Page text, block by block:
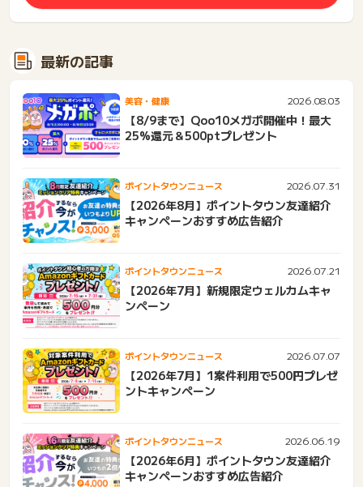
最新の記事
美容・健康 2026.08.03
【8/9まで】Qoo10メガポ開催中！最大
25%還元＆500ptプレゼント
ポイントタウンニュース 2026.07.31
【2026年8月】ポイントタウン友達紹介
キャンペーンおすすめ広告紹介
ポイントタウンニュース 2026.07.21
【2026年7月】新規限定ウェルカムキャ
ンペーン
ポイントタウンニュース 2026.07.07
【2026年7月】1案件利用で500円プレゼ
ントキャンペーン
ポイントタウンニュース 2026.06.19
【2026年6月】ポイントタウン友達紹介
キャンペーンおすすめ広告紹介